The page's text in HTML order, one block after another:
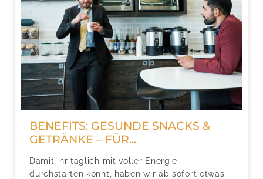
BENEFITS: GESUNDE SNACKS &
GETRÄNKE – FÜR...
Damit ihr täglich mit voller Energie
durchstarten könnt, haben wir ab sofort etwas